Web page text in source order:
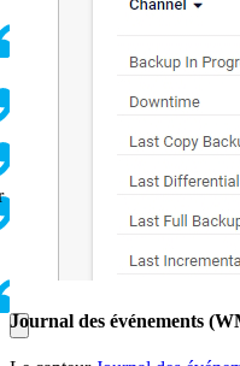
Journal des événements